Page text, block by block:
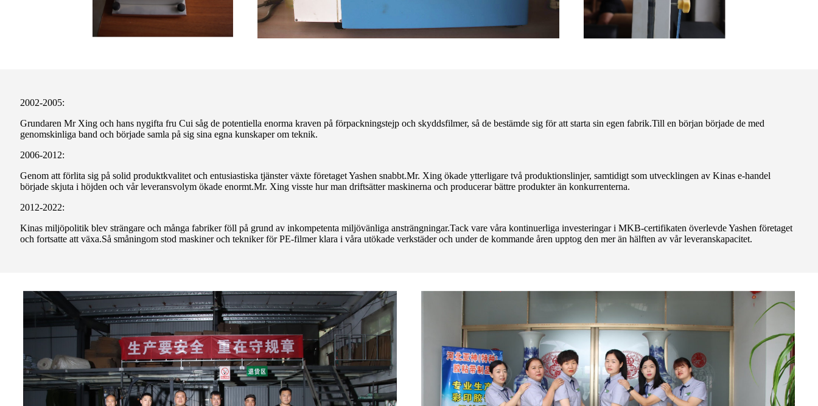
2002-2005:
Grundaren Mr Xing och hans nygifta fru Cui såg de potentiella enorma kraven på förpackningstejp och skyddsfilmer, så de bestämde sig för att starta sin egen fabrik.Till en början började de med
genomskinliga band och började samla på sig sina egna kunskaper om teknik.
2006-2012:
Genom att förlita sig på solid produktkvalitet och entusiastiska tjänster växte företaget Yashen snabbt.Mr. Xing ökade ytterligare två produktionslinjer, samtidigt som utvecklingen av Kinas e-handel
började skjuta i höjden och vår leveransvolym ökade enormt.Mr. Xing visste hur man driftsätter maskinerna och producerar bättre produkter än konkurrenterna.
2012-2022:
Kinas miljöpolitik blev strängare och många fabriker föll på grund av inkompetenta miljövänliga ansträngningar.Tack vare våra kontinuerliga investeringar i MKB-certifikaten överlevde Yashen företaget
och fortsatte att växa.Så småningom stod maskiner och tekniker för PE-filmer klara i våra utökade verkstäder och under de kommande åren upptog den mer än hälften av vår leveranskapacitet.